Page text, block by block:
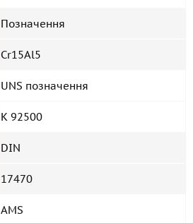
Позначення
Cr15Al5
UNS позначення
K 92500
DIN
17470
AMS